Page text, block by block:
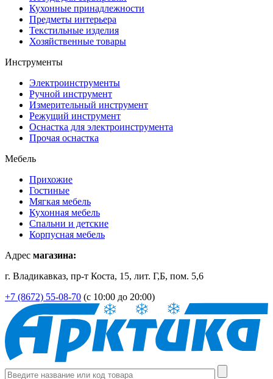
Кухонные принадлежности
Предметы интерьера
Текстильные изделия
Хозяйственные товары
Инструменты
Электроинструменты
Ручной инструмент
Измерительный инструмент
Режущий инструмент
Оснастка для электроинструмента
Прочая оснастка
Мебель
Прихожие
Гостиные
Мягкая мебель
Кухонная мебель
Спальни и детские
Корпусная мебель
Адрес магазина:
г. Владикавказ, пр-т Коста, 15, лит. Г,Б, пом. 5,6
+7 (8672) 55-08-70 (с 10:00 до 20:00)